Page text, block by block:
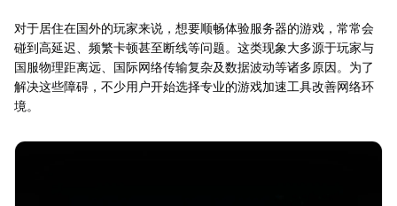
对于居住在国外的玩家来说，想要顺畅体验服务器的游戏，常常会
碰到高延迟、频繁卡顿甚至断线等问题。这类现象大多源于玩家与
国服物理距离远、国际网络传输复杂及数据波动等诸多原因。为了
解决这些障碍，不少用户开始选择专业的游戏加速工具改善网络环
境。